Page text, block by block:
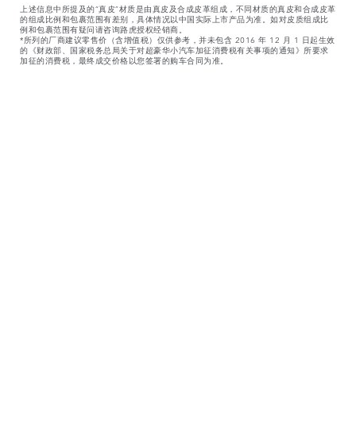
上述信息中所提及的“真皮”材质是由真皮及合成皮革组成，不同材质的真皮和合成皮革
的组成比例和包裹范围有差别，具体情况以中国实际上市产品为准。如对皮质组成比
例和包裹范围有疑问请咨询路虎授权经销商。
*所列的厂商建议零售价（含增值税）仅供参考，并未包含 2016 年 12 月 1 日起生效
的《财政部、国家税务总局关于对超豪华小汽车加征消费税有关事项的通知》所要求
加征的消费税，最终成交价格以您签署的购车合同为准。